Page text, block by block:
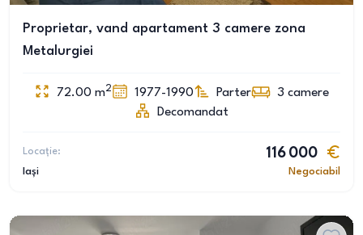
Proprietar, vand apartament 3 camere zona
Metalurgiei
72.00 m2 1977-1990 Parter 3 camere
Decomandat
Locație:
Iași
116 000
Negociabil